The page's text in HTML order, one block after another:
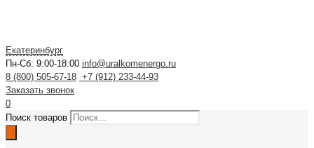
Екатеринбург
Пн-Сб: 9:00-18:00 info@uralkomenergo.ru
8 (800) 505-67-18 +7 (912) 233-44-93
Заказать звонок
0
Поиск товаров